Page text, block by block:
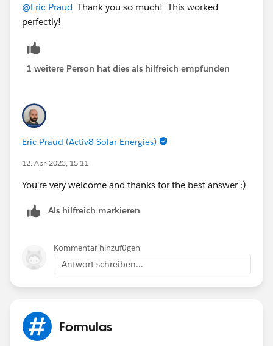
@Eric Praud Thank you so much! This worked
perfectly!
1 weitere Person hat dies als hilfreich empfunden
Eric Praud (Activ8 Solar Energies)
12. Apr. 2023, 15:11
You're very welcome and thanks for the best answer :)
Als hilfreich markieren
Kommentar hinzufügen
Antwort schreiben...
Formulas